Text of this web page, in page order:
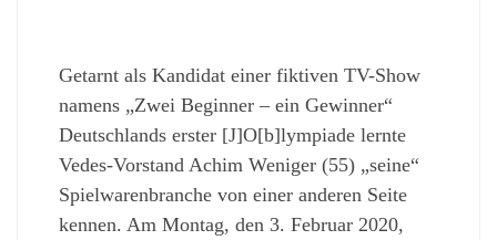
Getarnt als Kandidat einer fiktiven TV-Show
namens „Zwei Beginner – ein Gewinner“
Deutschlands erster [J]O[b]lympiade lernte
Vedes-Vorstand Achim Weniger (55) „seine“
Spielwarenbranche von einer anderen Seite
kennen. Am Montag, den 3. Februar 2020,